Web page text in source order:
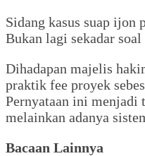
Sidang kasus suap ijon
Bukan lagi sekadar
Dihadapan majelis
praktik fee proyek
Pernyataan ini menjadi
melainkan adanya
Bacaan Lainnya